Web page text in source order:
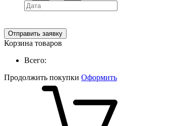
Отправить заявку
Корзина товаров
Всего:
Продолжить покупки Оформить